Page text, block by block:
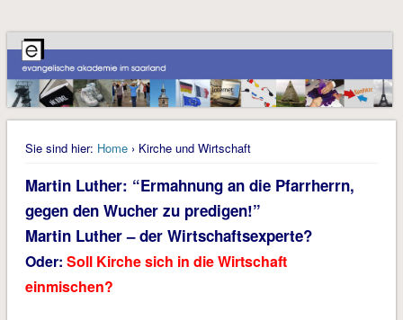
Sie sind hier: Home› Kirche und Wirtschaft
Martin Luther: “Ermahnung an die Pfarrherrn,
gegen den Wucher zu predigen!”
Martin Luther – der Wirtschaftsexperte?
Oder: Soll Kirche sich in die Wirtschaft
einmischen?